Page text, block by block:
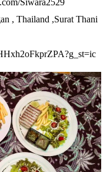
Siwara2529
, Thailand ,Surat Thani